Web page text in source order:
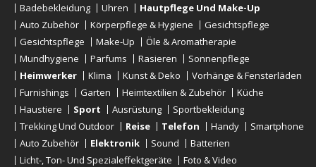
Badebekleidung
Uhren
Hautpflege Und Make-Up
Auto Zubehör
Körperpflege & Hygiene
Gesichtspflege
Gesichtspflege
Make-Up
Öle & Aromatherapie
Mundhygiene
Parfums Rasieren
Sonnenpflege
Heimwerker
Klima Kunst & Deko
Vorhänge & Fensterläden
Furnishings
Garten Heimtextilien & Zubehör
Küche
Haustiere
Sport Ausrüstung
Sportbekleidung
Trekking Und Outdoor
Reise Telefon Handy
Smartphone
Auto Zubehör
Elektronik Sound
Batterien
Licht-, Ton- Und Spezialeffektgeräte
Foto & Video